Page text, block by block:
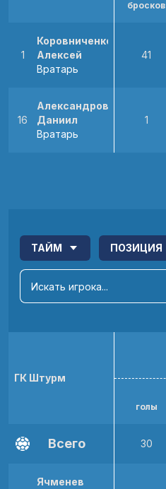
бросков
1
Коровниченко
Алексей
Вратарь
41
16
Александров
Даниил
Вратарь
1
ТАЙМ ПОЗИЦИЯ
ГК Штурм
голы
Всего 30
Ячменев